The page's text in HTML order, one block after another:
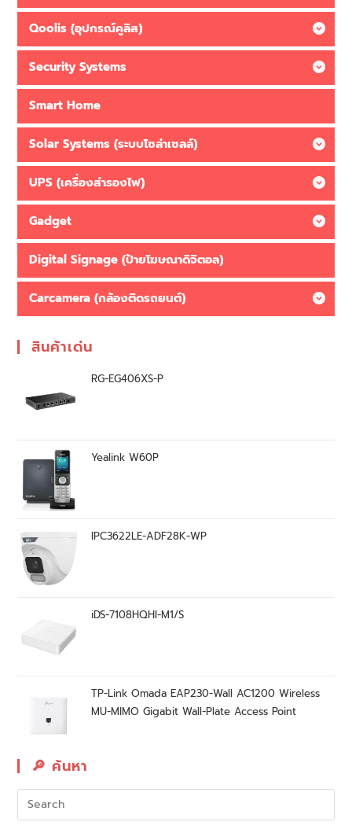
Qoolis (อุปกรณ์คูลิส)
Security Systems
Smart Home
Solar Systems (ระบบโซล่าเซลล์)
UPS (เครื่องสำรองไฟ)
Gadget
Digital Signage (ป้ายโฆษณาดิจิตอล)
Carcamera (กล้องติดรถยนต์)
สินค้าเด่น
RG-EG406XS-P
Yealink W60P
IPC3622LE-ADF28K-WP
iDS-7108HQHI-M1/S
TP-Link Omada EAP230-Wall AC1200 Wireless
MU-MIMO Gigabit Wall-Plate Access Point
🔎︎ ค้นหา